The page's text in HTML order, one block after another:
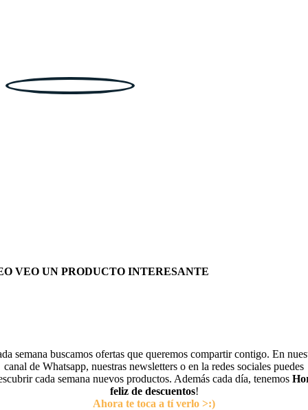
VEO UN PRODUCTO INTERESANTE
semana buscamos ofertas que queremos compartir contigo. En
canal de Whatsapp, nuestras newsletters o en la redes sociales puedes
cada semana nuevos productos. Además cada día, tenemos
feliz de descuentos!
Ahora te toca a tí verlo >:)